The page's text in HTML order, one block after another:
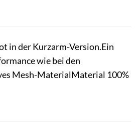
in der Kurzarm-Version.Ein
wie bei den
Mesh-MaterialMaterial 100%